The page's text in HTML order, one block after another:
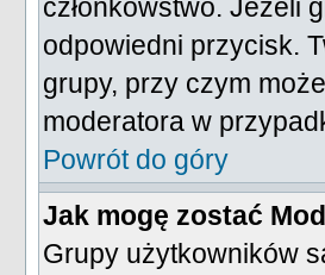
członkowstwo. Jeżeli
odpowiedni przycisk.
grupy, przy czym
moderatora w
Powrót do góry
Jak mogę zostać
Grupy użytkowników